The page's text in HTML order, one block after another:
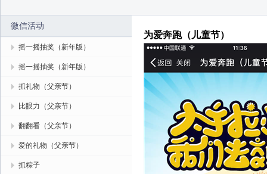
微信活动
摇一摇抽奖（新年版）
摇一摇抽奖（新年版）
抓礼物（父亲节）
比眼力（父亲节）
翻翻看（父亲节）
爱的礼物（父亲节）
抓粽子
为爱奔跑（儿童节）